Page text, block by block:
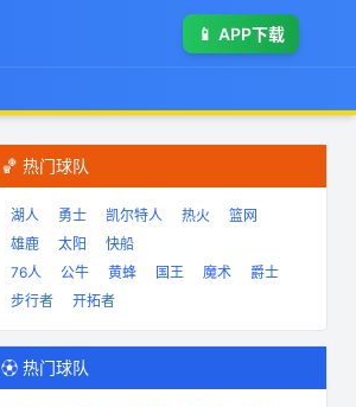
📱 APP下载
🏀 热门球队
湖人 勇士 凯尔特人 热火
篮网
雄鹿
太阳
快船
76人
公牛 黄蜂 国王 魔术
爵士
步行者
开拓者
⚽ 热门球队